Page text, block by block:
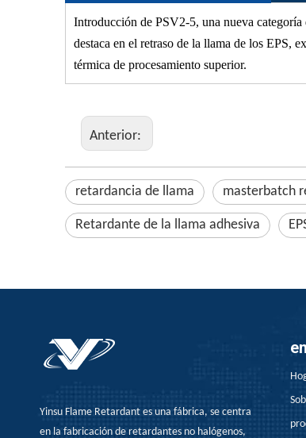
Introducción de PSV2-5, una nueva categoría
destaca en el retraso de la llama de los EPS,
térmica de procesamiento superior.
Anterior:
retardancia de llama masterbatch
Retardante de la llama adhesiva
Yinsu Flame Retardant es una fábrica, se centra
en la fabricación de retardantes no halógenos,